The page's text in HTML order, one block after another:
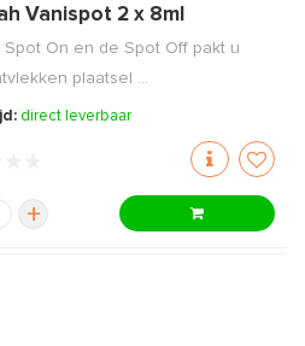
Vanispot 2 x 8ml
Spot On en de Spot Off pakt u
plaatsel ...
direct leverbaar
+